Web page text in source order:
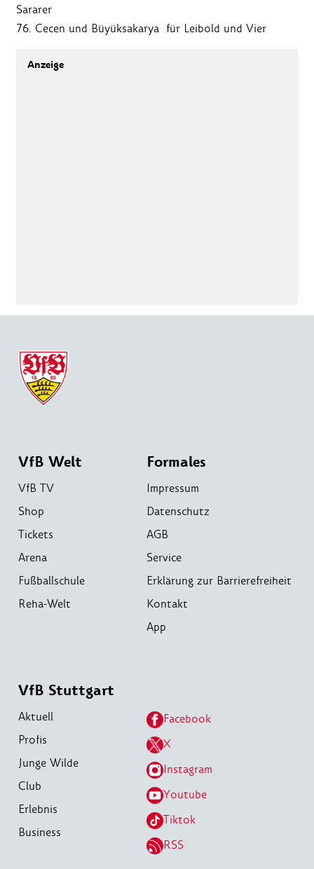
Sararer
76. Cecen und Büyüksakarya für Leibold und Vier
VfB Welt
VfB TV
Shop
Tickets
Arena
Fußballschule
Reha-Welt
Formales
Impressum
Datenschutz
AGB
Service
Erklärung zur Barrierefreiheit
Kontakt
App
VfB Stuttgart
Aktuell
Profis
Junge Wilde
Club
Erlebnis
Business
Facebook
X
Instagram
Youtube
Tiktok
RSS